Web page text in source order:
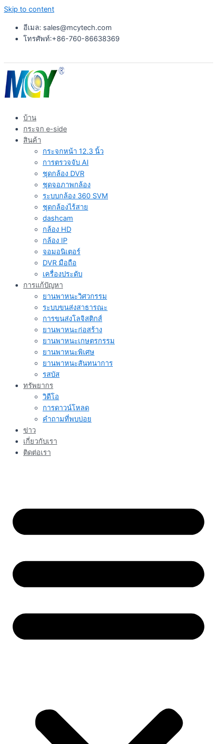
Skip to content
อีเมล: sales@mcytech.com
โทรศัพท์:+86-760-86638369
บ้าน
กระจก e-side
สินค้า
กระจกหน้า 12.3 นิ้ว
การตรวจจับ AI
ชุดกล้อง DVR
ชุดจอภาพกล้อง
ระบบกล้อง 360 SVM
ชุดกล้องไร้สาย
dashcam
กล้อง HD
กล้อง IP
จอมอนิเตอร์
DVR มือถือ
เครื่องประดับ
การแก้ปัญหา
ยานพาหนะวิศวกรรม
ระบบขนส่งสาธารณะ
การขนส่งโลจิสติกส์
ยานพาหนะก่อสร้าง
ยานพาหนะเกษตรกรรม
ยานพาหนะพิเศษ
ยานพาหนะสันทนาการ
รสบัส
ทรัพยากร
วิดีโอ
การดาวน์โหลด
คำถามที่พบบ่อย
ข่าว
เกี่ยวกับเรา
ติดต่อเรา